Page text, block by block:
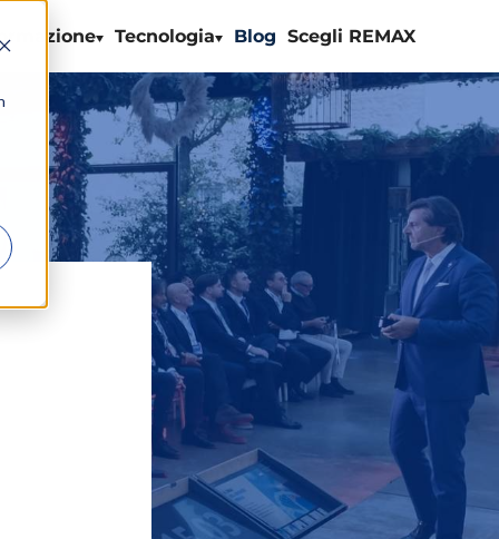
Tecnologia Blog Scegli REMAX